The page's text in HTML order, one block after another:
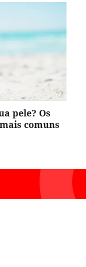
pele? Os
comuns